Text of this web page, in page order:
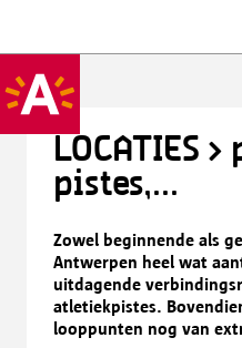
LOCATIES
pistes,...
Zowel beginnende als
Antwerpen heel wat
uitdagende
atletiekpistes.
looppunten nog van